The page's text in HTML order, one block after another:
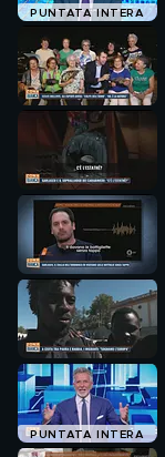
PUNTATA INTERA
PUNTATA INTERA